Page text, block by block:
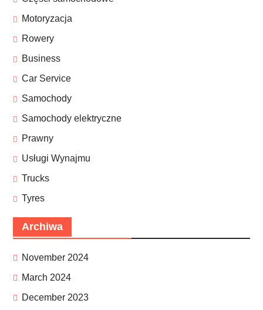
Motoryzacja
Rowery
Business
Car Service
Samochody
Samochody elektryczne
Prawny
Usługi Wynajmu
Trucks
Tyres
Archiwa
November 2024
March 2024
December 2023